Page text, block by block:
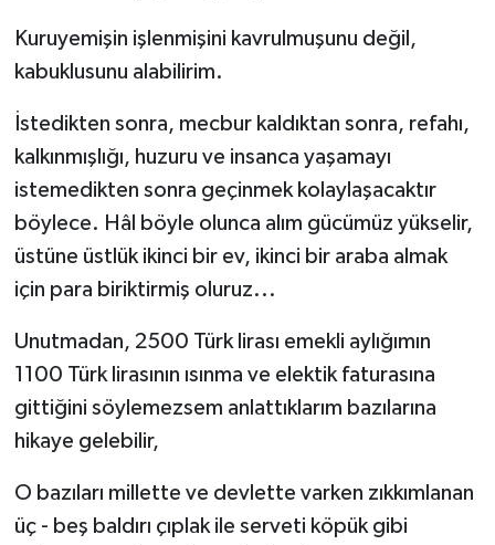
Kuruyemişin işlenmişini kavrulmuşunu değil,
kabuklusunu alabilirim.
İstedikten sonra, mecbur kaldıktan sonra, refahı,
kalkınmışlığı, huzuru ve insanca yaşamayı
istemedikten sonra geçinmek kolaylaşacaktır
böylece. Hâl böyle olunca alım gücümüz yükselir,
üstüne üstlük ikinci bir ev, ikinci bir araba almak
için para biriktirmiş oluruz...
Unutmadan, 2500 Türk lirası emekli aylığımın
1100 Türk lirasının ısınma ve elektik faturasına
gittiğini söylemezsem anlattıklarım bazılarına
hikaye gelebilir,
O bazıları millette ve devlette varken zıkkımlanan
üç - beş baldırı çıplak ile serveti köpük gibi